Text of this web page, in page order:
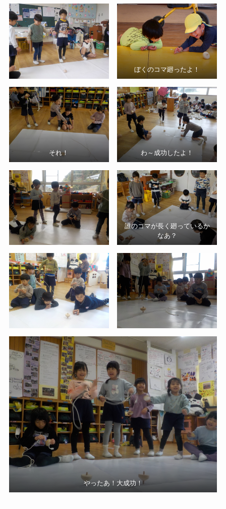
ぼくのコマ廻ったよ！
それ！ わ～成功したよ！
誰のコマが長く廻っているか
なあ？
やったあ！大成功！